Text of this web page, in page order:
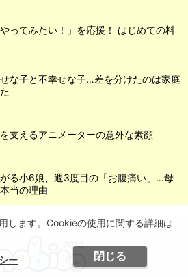
します。Cookieの使用に関する詳細は
ー
閉じる
ってみたい！」を応援！ はじめての料
な子と不幸せな子…差を分けたのは家庭
支えるアニメーターの意外な素顔
る小6娘、週3度目の「お腹痛い」…母
当の理由